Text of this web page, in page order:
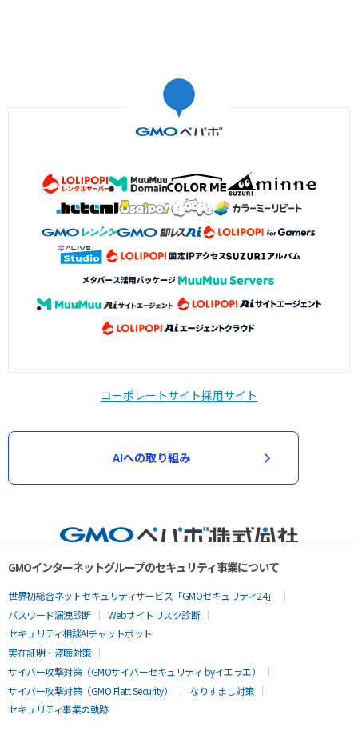
コーポレートサイト採用サイト
AIへの取り組み
GMOインターネットグループのセキュリティ事業について
世界初総合ネットセキュリティサービス「GMOセキュリティ24」
パスワード漏洩診断
Webサイトリスク診断
セキュリティ相談AIチャットボット
実在証明・盗聴対策
サイバー攻撃対策（GMOサイバーセキュリティ byイエラエ）
サイバー攻撃対策（GMO Flatt Security）
なりすまし対策
セキュリティ事業の軌跡